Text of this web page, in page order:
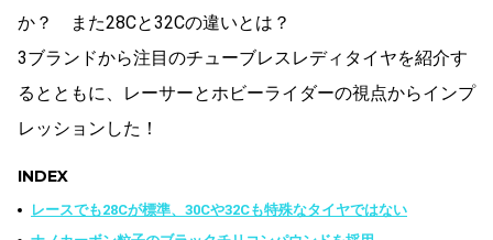
か？ また28Cと32Cの違いとは？
3ブランドから注目のチューブレスレディタイヤを紹介す
るとともに、レーサーとホビーライダーの視点からインプ
レッションした！
INDEX
レースでも28Cが標準、30Cや32Cも特殊なタイヤではない